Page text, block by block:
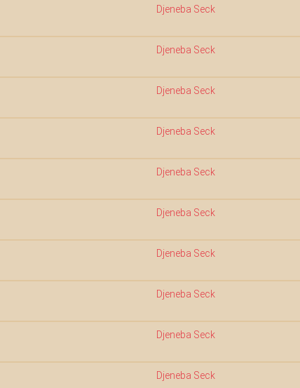
Djeneba Seck
Djeneba Seck
Djeneba Seck
Djeneba Seck
Djeneba Seck
Djeneba Seck
Djeneba Seck
Djeneba Seck
Djeneba Seck
Djeneba Seck